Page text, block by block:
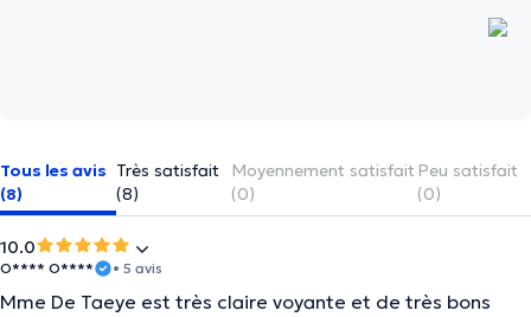
Tous les avis
(8)
Très satisfait
(8)
Moyennement satisfait
(0)
Peu satisfait
(0)
10.0
O**** O**** • 5 avis
Mme De Taeye est très claire voyante et de très bons